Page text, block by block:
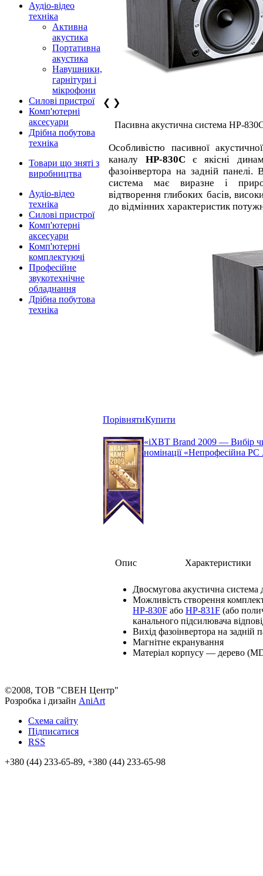
Аудіо-відео
техніка
Активна
акустика
Портативна
акустика
Навушники,
гарнітури і
мікрофони
Силові пристрої
Комп'ютерні
аксесуари
Дрібна побутова
техніка
Товари що зняті з
виробництва
Аудіо-відео
техніка
Силові пристрої
Комп'ютерні
аксесуари
Комп'ютерні
комплектуючі
Професійне
звукотехнічне
обладнання
Дрібна побутова
техніка
❮ ❯
Пасивна акустична система HP-
Особливістю пасивної
каналу HP-830С є якісні
фазоінвертора на задній
система має виразне і
відтворення глибоких басів,
до відмінних характеристик
ПорівнятиКупити
«iXBT Brand 2009 — Вибір
номінації «Непрофесійна
Опис Характеристики
Двосмугова акустична система
Можливість створення
HP-830F або HP-831F (або
канального підсилювача
Вихід фазоінвертора на задній
Магнітне екранування
Матеріал корпусу — дерево
©2008, ТОВ "СВЕН Центр"
Розробка і дизайн AniArt
Схема сайту
Підписатися
RSS
+380 (44) 233-65-89, +380 (44) 233-65-98